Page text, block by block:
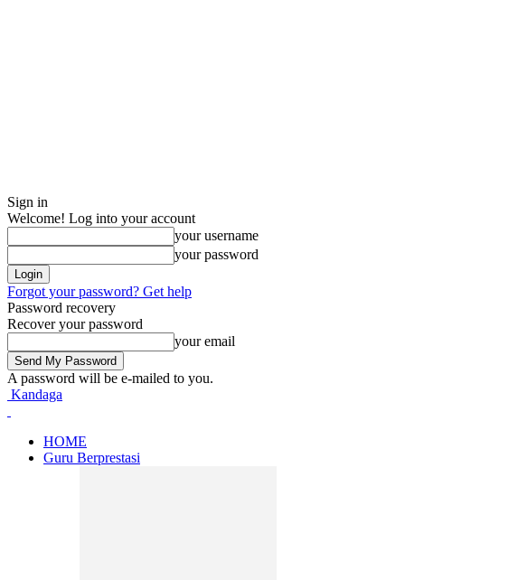
Sign in
Welcome! Log into your account
your username
your password
Forgot your password? Get help
Password recovery
Recover your password
your email
A password will be e-mailed to you.
Kandaga
HOME
Guru Berprestasi